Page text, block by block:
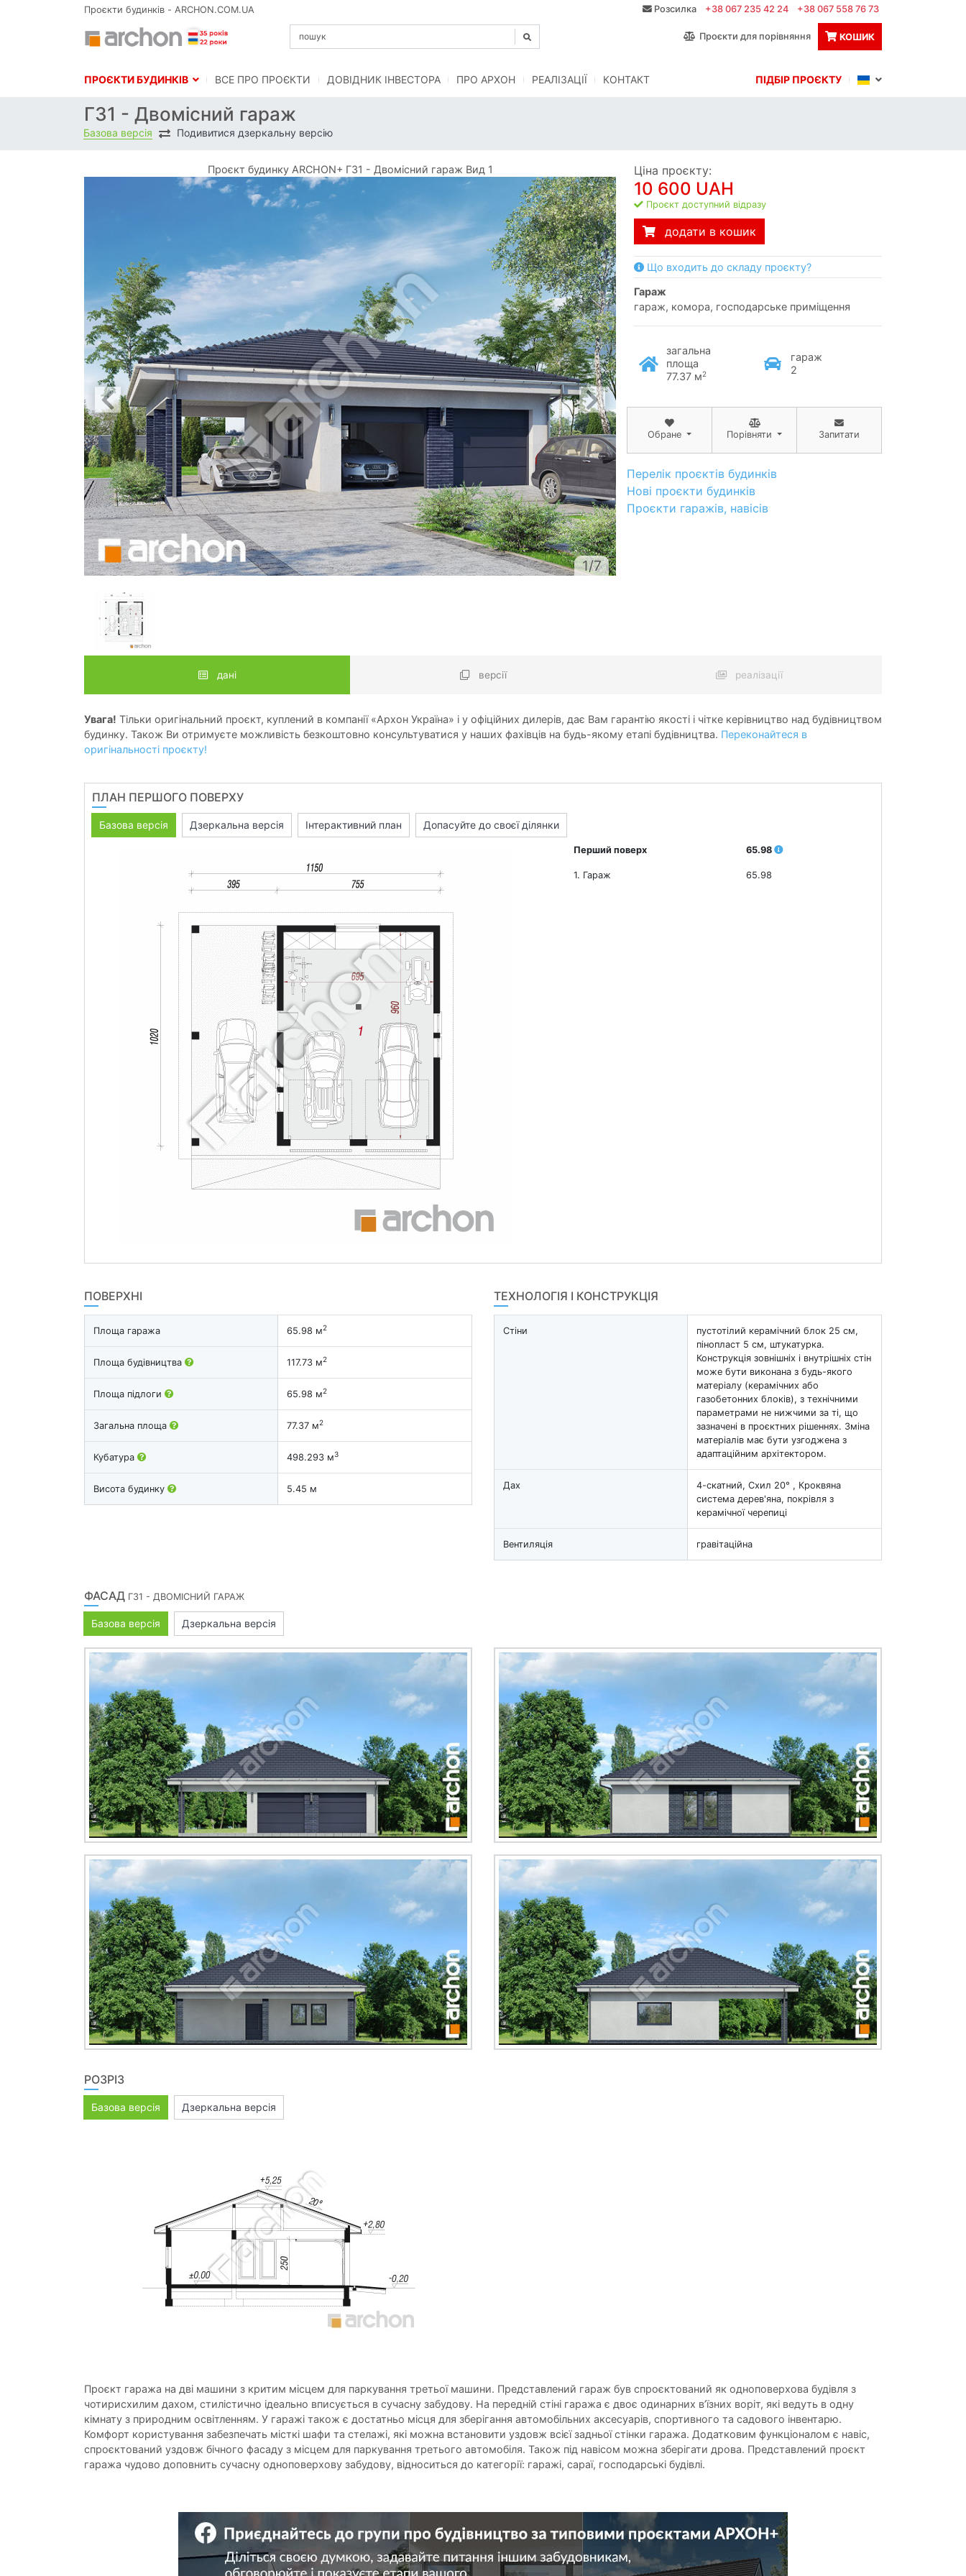
Проєкти будинків - ARCHON.COM.UA Розсилка +38 067 235 42 24 +38 067 558 76 73
Проєкти для порівняння КОШИК
ПРОЄКТИ БУДИНКІВ BСЕ ПРО ПРОЄКТИ ДОВІДНИК ІНВЕСТОРА ПРО АРХОН РЕАЛІЗАЦІЇ КОНТАКТ ПІДБІР ПРОЄКТУ
Г31 - Двомісний гараж
Базова версія Подивитися дзеркальну версію
Проєкт будинку ARCHON+ Г31 - Двомісний гараж Вид 1
1/7
Ціна проєкту:
10 600 UAH
Проєкт доступний відразу
додати в кошик
Що входить до складу проєкту?
гараж
гараж, комора, господарське приміщення
загальна
площа
77.37 м2
гараж
2
Обране Порівняти Запитати
Перелік проєктів будинків
Нові проєкти будинків
Проєкти гаражів, навісів
дані версії реалізації
Увага! Тільки оригінальний проєкт, куплений в компанії «Архон Україна» і у офіційних дилерів, дає Вам гарантію якості і чітке керівництво над будівництвом
будинку. Також Ви отримуєте можливість безкоштовно консультуватися у наших фахівців на будь-якому етапі будівництва. Переконайтеся в
оригінальності проєкту!
ПЛАН ПЕРШОГО ПОВЕРХУ
Базова версія Дзеркальна версія Інтерактивний план Допасуйте до своєї ділянки
Перший поверх 65.98
1. Гараж 65.98
ПОВЕРХНІ
Площа гаража 65.98 м2
Площа будівництва 117.73 м2
Площа підлоги 65.98 м2
Загальна площа 77.37 м2
Кубатура 498.293 м3
Висота будинку 5.45 м
ТЕХНОЛОГІЯ І КОНСТРУКЦІЯ
Стіни
пустотілий керамічний блок 25 см,
пінопласт 5 см, штукатурка.
Конструкція зовнішніх і внутрішніх стін
може бути виконана з будь-якого
матеріалу (керамічних або
газобетонних блоків), з технічними
параметрами не нижчими за ті, що
зазначені в проєктних рішеннях. Зміна
матеріалів має бути узгоджена з
адаптаційним архітектором.
Дах
4-скатний, Схил 20° , Кроквяна
система дерев'яна, покрівля з
керамічної черепиці
Вентиляція гравітаційна
ФАСАД Г31 - ДВОМІСНИЙ ГАРАЖ
Базова версія Дзеркальна версія
РОЗРІЗ
Базова версія Дзеркальна версія
Проєкт гаража на дві машини з критим місцем для паркування третьої машини. Представлений гараж був спроєктований як одноповерхова будівля з
чотирисхилим дахом, стилістично ідеально вписується в сучасну забудову. На передній стіні гаража є двоє одинарних в’їзних воріт, які ведуть в одну
кімнату з природним освітленням. У гаражі також є достатньо місця для зберігання автомобільних аксесуарів, спортивного та садового інвентарю.
Комфорт користування забезпечать місткі шафи та стелажі, які можна встановити уздовж всієї задньої стінки гаража. Додатковим функціоналом є навіс,
спроєктований уздовж бічного фасаду з місцем для паркування третього автомобіля. Також під навісом можна зберігати дрова. Представлений проєкт
гаража чудово доповнить сучасну одноповерхову забудову, відноситься до категорії: гаражі, сараї, господарські будівлі.